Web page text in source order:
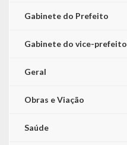
Gabinete do Prefeito
Gabinete do vice-prefeito
Geral
Obras e Viação
Saúde